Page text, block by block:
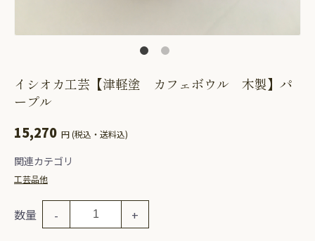
イシオカ工芸【津軽塗 カフェボウル 木製】パ
ープル
15,270 円 (税込・送料込)
関連カテゴリ
工芸品他
数量 - +